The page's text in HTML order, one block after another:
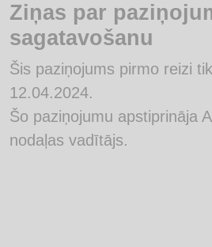
Ziņas par
sagatavošanu
Šis paziņojums pirmo reizi
12.04.2024.
Šo paziņojumu apstiprināja
nodaļas vadītājs.